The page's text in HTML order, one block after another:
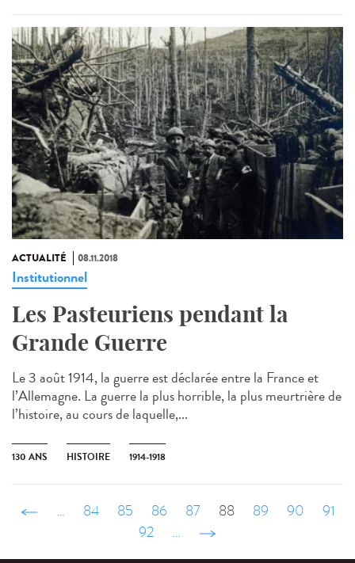
ACTUALITÉ 08.11.2018
Institutionnel
Les Pasteuriens pendant la
Grande Guerre
Le 3 août 1914, la guerre est déclarée entre la France et
l’Allemagne. La guerre la plus horrible, la plus meurtrière de
l’histoire, au cours de laquelle,...
130 ANS HISTOIRE 1914-1918
‹ précédent
… 84 85 86 87 88 89 90
91
92
… suivant ›